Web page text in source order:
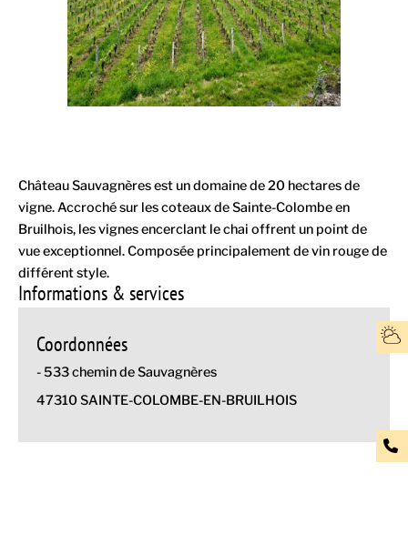
Château Sauvagnères est un domaine de 20 hectares de
vigne. Accroché sur les coteaux de Sainte-Colombe en
Bruilhois, les vignes encerclant le chai offrent un point de
vue exceptionnel. Composée principalement de vin rouge de
différent style.
Informations & services
Coordonnées
- 533 chemin de Sauvagnères
47310 SAINTE-COLOMBE-EN-BRUILHOIS